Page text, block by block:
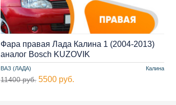
ВАЗ (ЛАДА) Калина
Фара правая Лада Калина 1 (2004-2013)
аналог Bosch KUZOVIK
11400 руб. 5500 руб.